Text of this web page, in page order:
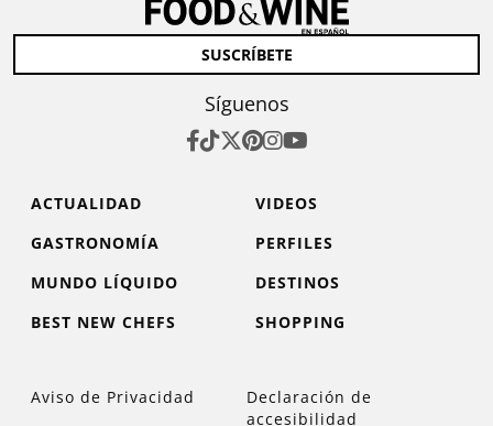
SUSCRÍBETE
Síguenos
ACTUALIDAD
VIDEOS
GASTRONOMÍA
PERFILES
MUNDO LÍQUIDO
DESTINOS
BEST NEW CHEFS
SHOPPING
Aviso de Privacidad
Declaración de
accesibilidad